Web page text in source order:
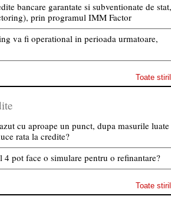
bancare garantate si subventionate de stat,
prin programul IMM Factor
va fi operational in perioada urmatoare,
Toate
cu aproape un punct, dupa masurile luate
rata la credite?
pot face o simulare pentru o refinantare?
Toate